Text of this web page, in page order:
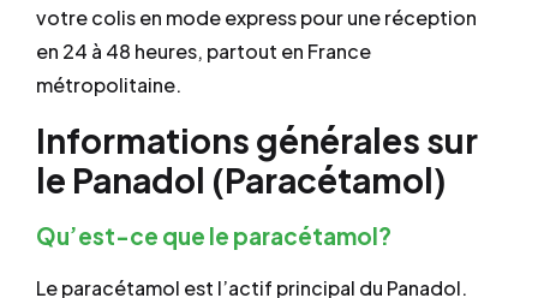
votre colis en mode express pour une réception
en 24 à 48 heures, partout en France
métropolitaine.
Informations générales sur
le Panadol (Paracétamol)
Qu’est-ce que le paracétamol?
Le paracétamol est l’actif principal du Panadol.